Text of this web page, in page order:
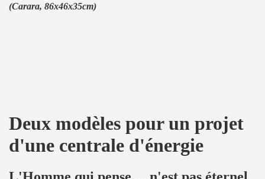
(Carara, 86x46x35cm)
Deux modèles pour un projet
d'une centrale d'énergie